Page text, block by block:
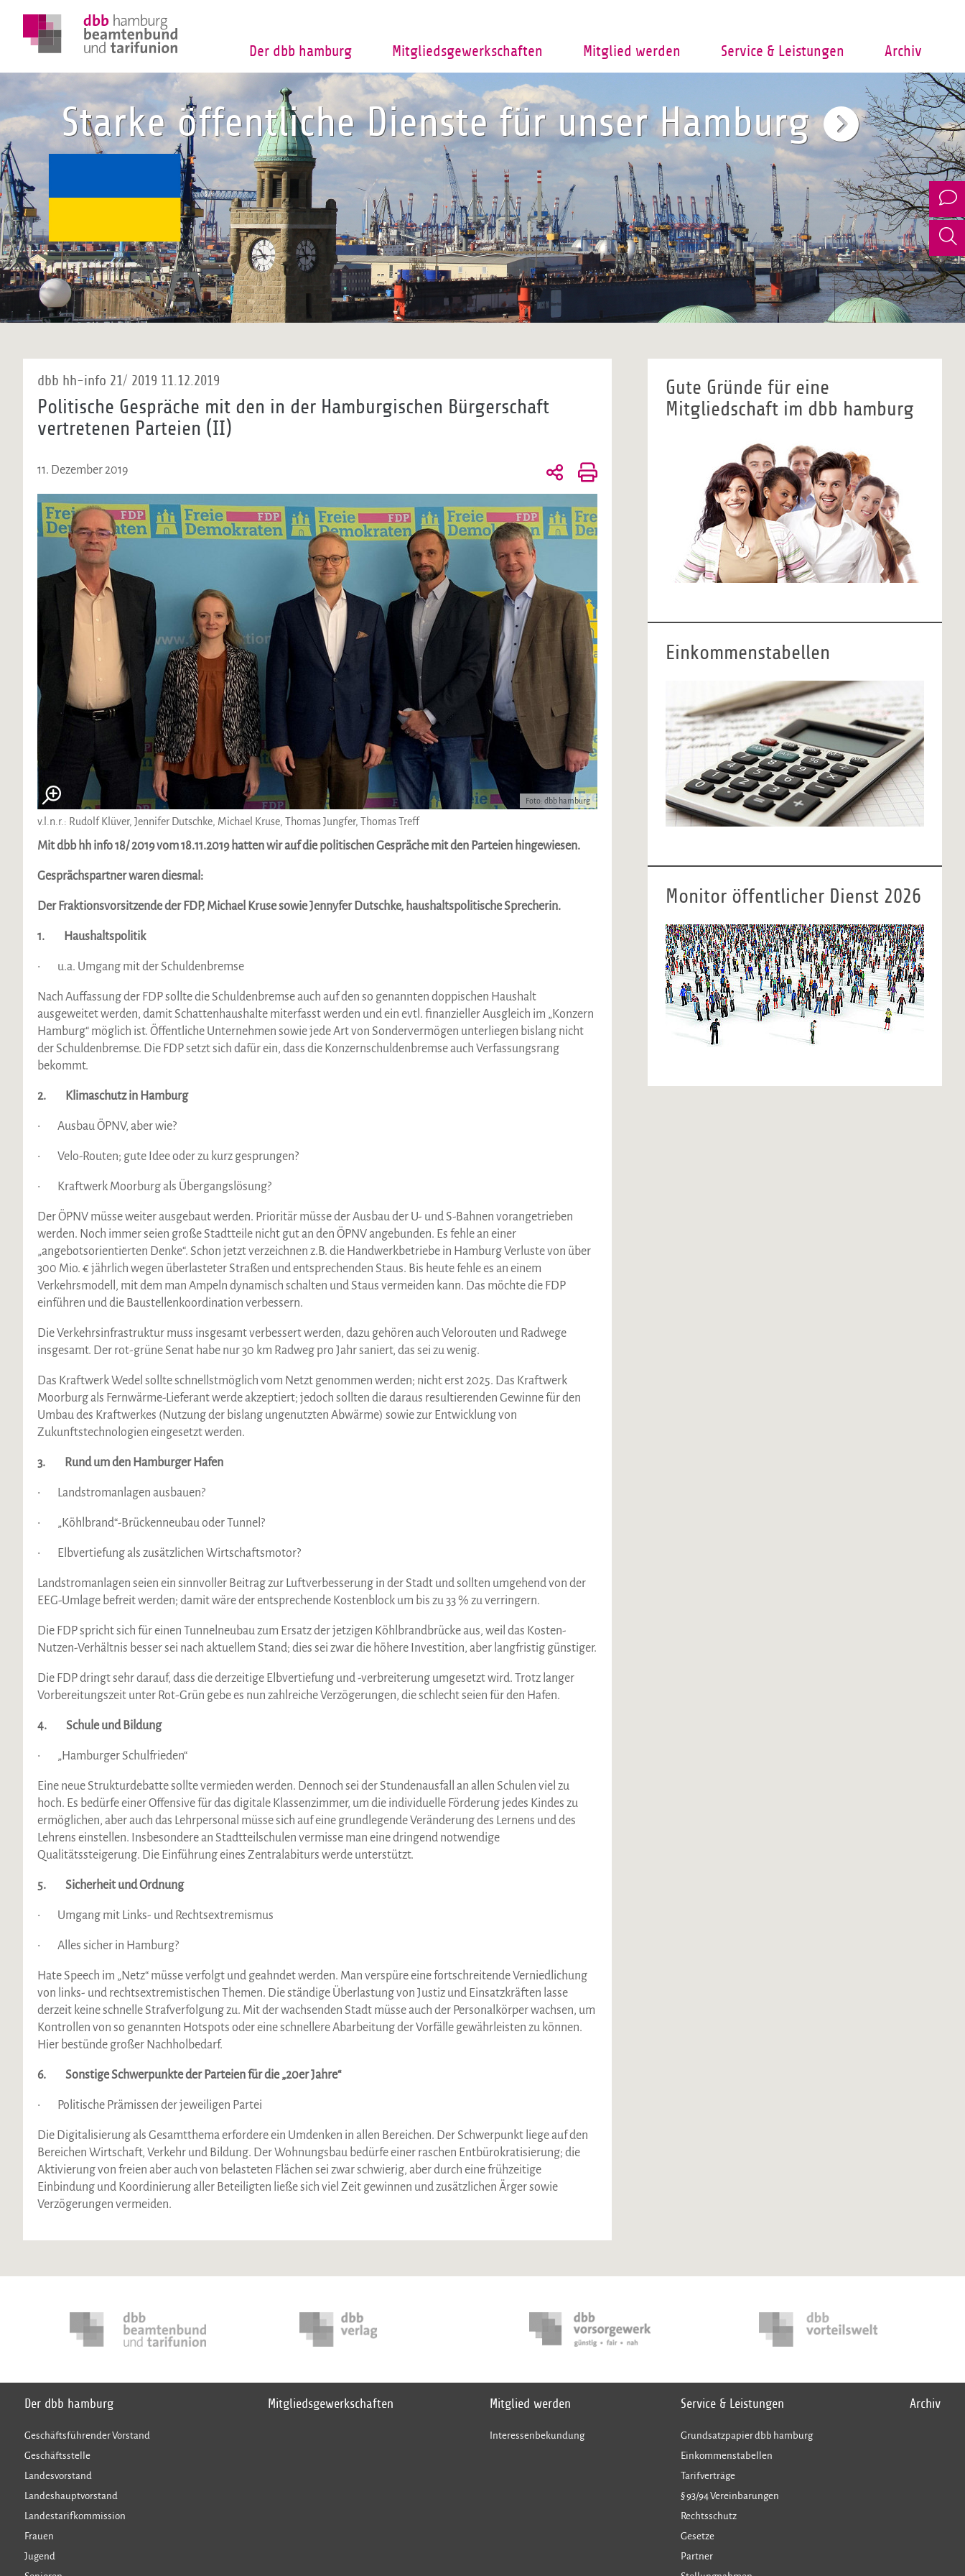
Der dbb hamburg Mitgliedsgewerkschaften Mitglied werden Service & Leistungen Archiv
Starke öffentliche Dienste für unser Hamburg
dbb hh-info 21/ 2019 11.12.2019
Politische Gespräche mit den in der Hamburgischen Bürgerschaft
vertretenen Parteien (II)
11. Dezember 2019
Foto: dbb hamburg
v.l.n.r.: Rudolf Klüver, Jennifer Dutschke, Michael Kruse, Thomas Jungfer, Thomas Treff
Mit dbb hh info 18/ 2019 vom 18.11.2019 hatten wir auf die politischen Gespräche mit den Parteien hingewiesen.
Gesprächspartner waren diesmal:
Der Fraktionsvorsitzende der FDP, Michael Kruse sowie Jennyfer Dutschke, haushaltspolitische Sprecherin.
1. Haushaltspolitik
• u.a. Umgang mit der Schuldenbremse
Nach Auffassung der FDP sollte die Schuldenbremse auch auf den so genannten doppischen Haushalt
ausgeweitet werden, damit Schattenhaushalte miterfasst werden und ein evtl. finanzieller Ausgleich im „Konzern
Hamburg“ möglich ist. Öffentliche Unternehmen sowie jede Art von Sondervermögen unterliegen bislang nicht
der Schuldenbremse. Die FDP setzt sich dafür ein, dass die Konzernschuldenbremse auch Verfassungsrang
bekommt.
2. Klimaschutz in Hamburg
• Ausbau ÖPNV, aber wie?
• Velo-Routen; gute Idee oder zu kurz gesprungen?
• Kraftwerk Moorburg als Übergangslösung?
Der ÖPNV müsse weiter ausgebaut werden. Prioritär müsse der Ausbau der U- und S-Bahnen vorangetrieben
werden. Noch immer seien große Stadtteile nicht gut an den ÖPNV angebunden. Es fehle an einer
„angebotsorientierten Denke“. Schon jetzt verzeichnen z.B. die Handwerkbetriebe in Hamburg Verluste von über
300 Mio. € jährlich wegen überlasteter Straßen und entsprechenden Staus. Bis heute fehle es an einem
Verkehrsmodell, mit dem man Ampeln dynamisch schalten und Staus vermeiden kann. Das möchte die FDP
einführen und die Baustellenkoordination verbessern.
Die Verkehrsinfrastruktur muss insgesamt verbessert werden, dazu gehören auch Velorouten und Radwege
insgesamt. Der rot-grüne Senat habe nur 30 km Radweg pro Jahr saniert, das sei zu wenig.
Das Kraftwerk Wedel sollte schnellstmöglich vom Netzt genommen werden; nicht erst 2025. Das Kraftwerk
Moorburg als Fernwärme-Lieferant werde akzeptiert; jedoch sollten die daraus resultierenden Gewinne für den
Umbau des Kraftwerkes (Nutzung der bislang ungenutzten Abwärme) sowie zur Entwicklung von
Zukunftstechnologien eingesetzt werden.
3. Rund um den Hamburger Hafen
• Landstromanlagen ausbauen?
• „Köhlbrand“-Brückenneubau oder Tunnel?
• Elbvertiefung als zusätzlichen Wirtschaftsmotor?
Landstromanlagen seien ein sinnvoller Beitrag zur Luftverbesserung in der Stadt und sollten umgehend von der
EEG-Umlage befreit werden; damit wäre der entsprechende Kostenblock um bis zu 33 % zu verringern.
Die FDP spricht sich für einen Tunnelneubau zum Ersatz der jetzigen Köhlbrandbrücke aus, weil das Kosten-
Nutzen-Verhältnis besser sei nach aktuellem Stand; dies sei zwar die höhere Investition, aber langfristig günstiger.
Die FDP dringt sehr darauf, dass die derzeitige Elbvertiefung und -verbreiterung umgesetzt wird. Trotz langer
Vorbereitungszeit unter Rot-Grün gebe es nun zahlreiche Verzögerungen, die schlecht seien für den Hafen.
4. Schule und Bildung
• „Hamburger Schulfrieden“
Eine neue Strukturdebatte sollte vermieden werden. Dennoch sei der Stundenausfall an allen Schulen viel zu
hoch. Es bedürfe einer Offensive für das digitale Klassenzimmer, um die individuelle Förderung jedes Kindes zu
ermöglichen, aber auch das Lehrpersonal müsse sich auf eine grundlegende Veränderung des Lernens und des
Lehrens einstellen. Insbesondere an Stadtteilschulen vermisse man eine dringend notwendige
Qualitätssteigerung. Die Einführung eines Zentralabiturs werde unterstützt.
5. Sicherheit und Ordnung
• Umgang mit Links- und Rechtsextremismus
• Alles sicher in Hamburg?
Hate Speech im „Netz“ müsse verfolgt und geahndet werden. Man verspüre eine fortschreitende Verniedlichung
von links- und rechtsextremistischen Themen. Die ständige Überlastung von Justiz und Einsatzkräften lasse
derzeit keine schnelle Strafverfolgung zu. Mit der wachsenden Stadt müsse auch der Personalkörper wachsen, um
Kontrollen von so genannten Hotspots oder eine schnellere Abarbeitung der Vorfälle gewährleisten zu können.
Hier bestünde großer Nachholbedarf.
6. Sonstige Schwerpunkte der Parteien für die „20er Jahre“
• Politische Prämissen der jeweiligen Partei
Die Digitalisierung als Gesamtthema erfordere ein Umdenken in allen Bereichen. Der Schwerpunkt liege auf den
Bereichen Wirtschaft, Verkehr und Bildung. Der Wohnungsbau bedürfe einer raschen Entbürokratisierung; die
Aktivierung von freien aber auch von belasteten Flächen sei zwar schwierig, aber durch eine frühzeitige
Einbindung und Koordinierung aller Beteiligten ließe sich viel Zeit gewinnen und zusätzlichen Ärger sowie
Verzögerungen vermeiden.
Gute Gründe für eine
Mitgliedschaft im dbb hamburg
Einkommenstabellen
Monitor öffentlicher Dienst 2026
Der dbb hamburg
Geschäftsführender Vorstand
Geschäftsstelle
Landesvorstand
Landeshauptvorstand
Landestarifkommission
Frauen
Jugend
Mitgliedsgewerkschaften Mitglied werden
Interessenbekundung
Service & Leistungen
Grundsatzpapier dbb hamburg
Einkommenstabellen
Tarifverträge
§ 93/94 Vereinbarungen
Rechtsschutz
Gesetze
Partner
Archiv